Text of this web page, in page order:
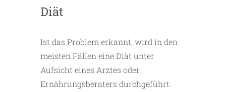
Diät
Ist das Problem erkannt, wird in den
meisten Fällen eine Diät unter
Aufsicht eines Arztes oder
Ernährungsberaters durchgeführt.